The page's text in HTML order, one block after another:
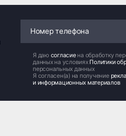
Я даю согласие на обработку
данных на условиях Политики
персональных данных
Я согласен(а) на получение
и информационных материалов